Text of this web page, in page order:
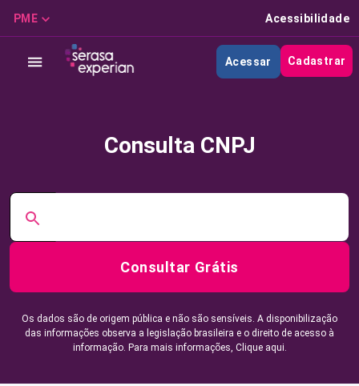
PME Acessibilidade
Acessar Cadastrar
Consulta CNPJ
Consultar Grátis
Os dados são de origem pública e não são sensíveis. A disponibilização
das informações observa a legislação brasileira e o direito de acesso à
informação. Para mais informações, Clique aqui.